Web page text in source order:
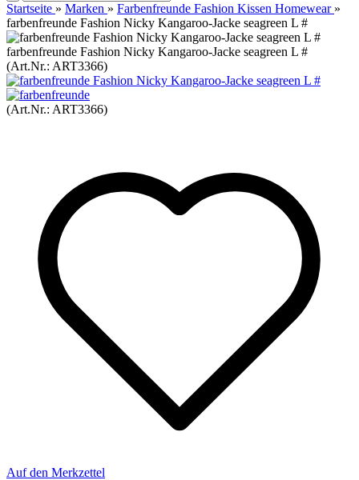
Startseite » Marken » Farbenfreunde Fashion Kissen Homewear »
farbenfreunde Fashion Nicky Kangaroo-Jacke seagreen L #
farbenfreunde Fashion Nicky Kangaroo-Jacke seagreen L #
(Art.Nr.: ART3366)
(Art.Nr.: ART3366)
Auf den Merkzettel